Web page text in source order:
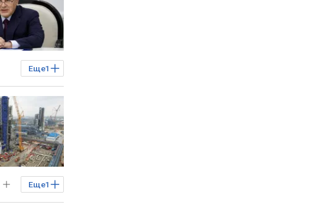
Еще1
Еще1